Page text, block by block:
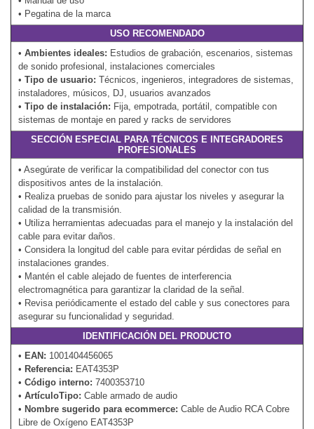
• Pegatina de la marca
USO RECOMENDADO
• Ambientes ideales: Estudios de grabación, escenarios, sistemas
de sonido profesional, instalaciones comerciales
• Tipo de usuario: Técnicos, ingenieros, integradores de sistemas,
instaladores, músicos, DJ, usuarios avanzados
• Tipo de instalación: Fija, empotrada, portátil, compatible con
sistemas de montaje en pared y racks de servidores
SECCIÓN ESPECIAL PARA TÉCNICOS E INTEGRADORES
PROFESIONALES
• Asegúrate de verificar la compatibilidad del conector con tus
dispositivos antes de la instalación.
• Realiza pruebas de sonido para ajustar los niveles y asegurar la
calidad de la transmisión.
• Utiliza herramientas adecuadas para el manejo y la instalación del
cable para evitar daños.
• Considera la longitud del cable para evitar pérdidas de señal en
instalaciones grandes.
• Mantén el cable alejado de fuentes de interferencia
electromagnética para garantizar la claridad de la señal.
• Revisa periódicamente el estado del cable y sus conectores para
asegurar su funcionalidad y seguridad.
IDENTIFICACIÓN DEL PRODUCTO
• EAN: 1001404456065
• Referencia: EAT4353P
• Código interno: 7400353710
• ArtículoTipo: Cable armado de audio
• Nombre sugerido para ecommerce: Cable de Audio RCA Cobre
Libre de Oxígeno EAT4353P